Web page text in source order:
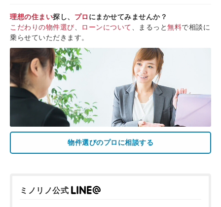
理想の住まい探し、 プロ にまかせてみませんか？
こだわりの物件選び
ローンについて 、まるっと無料で相談に
乗らせていただきます。
物件選びのプロに相談する
ミノリノ公式